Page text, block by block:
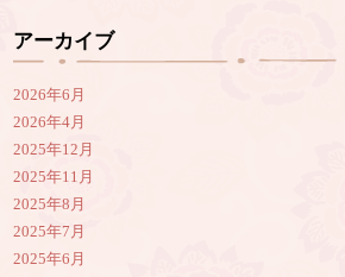
アーカイブ
2026年6月
2026年4月
2025年12月
2025年11月
2025年8月
2025年7月
2025年6月